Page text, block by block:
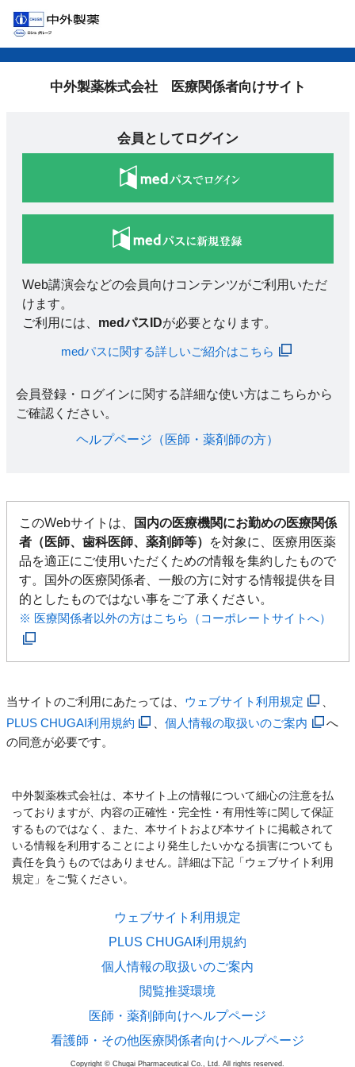
中外製薬株式会社 医療関係者向けサイト
会員としてログイン
Web講演会などの会員向けコンテンツがご利用いただ
けます。
ご利用には、 medパスIDが必要となります。
medパスに関する詳しいご紹介はこちら
会員登録・ログインに関する詳細な使い方はこちらから
ご確認ください。​
ヘルプページ（医師・薬剤師の方）​
このWebサイトは、
国内の医療機関にお勤めの医療関係
者（医師、歯科医師、薬剤師等）
を対象に、医療用医薬
品を適正にご使用いただくための情報を集約したもので
す。国外の医療関係者、一般の方に対する情報提供を目
的としたものではない事をご了承ください。
※ 医療関係者以外の方はこちら（コーポレートサイトへ）
当サイトのご利用にあたっては、 ウェブサイト利用規定
PLUS CHUGAI利用規約
、個人情報の取扱いのご案内
へ
の同意が必要です。
中外製薬株式会社は、本サイト上の情報について細心の注意を払
っておりますが、内容の正確性・完全性・有用性等に関して保証
するものではなく、また、本サイトおよび本サイトに掲載されて
いる情報を利用することにより発生したいかなる損害についても
責任を負うものではありません。詳細は下記「ウェブサイト利用
規定」をご覧ください。
ウェブサイト利用規定
PLUS CHUGAI利用規約
個人情報の取扱いのご案内
閲覧推奨環境
医師・薬剤師向けヘルプページ
看護師・その他医療関係者向けヘルプページ
Copyright © Chugai Pharmaceutical Co., Ltd. All rights reserved.